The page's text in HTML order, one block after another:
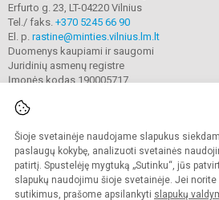
Šioje svetainėje naudojame slapukus
paslaugų kokybę, analizuoti svetainės
patirtį. Spustelėję mygtuką „Sutinku“, jūs
slapukų naudojimu šioje svetainėje. Jei
sutikimus, prašome apsilankyti slapukų
Erfurto g. 23, LT-04220 Vilnius
Tel./ faks. +370 5245 66 90
El. p. rastine@minties.vilnius.lm.lt
Duomenys kaupiami ir saugomi
Juridinių asmenų registre
Įmonės kodas 190005717
© 2022. Vilniaus „Minties" gimnazija.
Kopijuoti turinį be raštiško gimnazijos
Prieinamumo paraiška